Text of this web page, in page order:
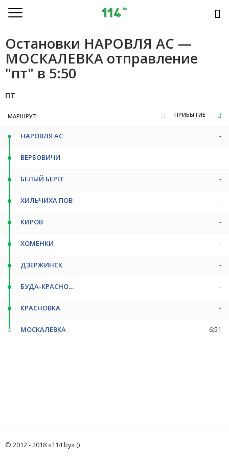
Остановки НАРОВЛЯ АС —
МОСКАЛЕВКА отправление
"пт" в 5:50
пт
МАРШРУТ ПРИБЫТИЕ
НАРОВЛЯ АС -
ВЕРБОВИЧИ -
БЕЛЫЙ БЕРЕГ -
ХИЛЬЧИХА ПОВ -
КИРОВ -
ХОМЕНКИ -
ДЗЕРЖИНСК -
БУДА-КРАСНОВСКАЯ П -
КРАСНОВКА -
МОСКАЛЕВКА 6:51
© 2012 - 2018 «114.by» ()